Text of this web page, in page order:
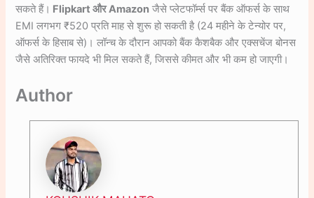
सकते हैं। Flipkart और Amazon जैसे प्लेटफॉर्म्स पर बैंक ऑफर्स के साथ
EMI लगभग ₹520 प्रति माह से शुरू हो सकती है (24 महीने के टेन्योर पर,
ऑफर्स के हिसाब से)। लॉन्च के दौरान आपको बैंक कैशबैक और एक्सचेंज बोनस
जैसे अतिरिक्त फायदे भी मिल सकते हैं, जिससे कीमत और भी कम हो जाएगी।
Author